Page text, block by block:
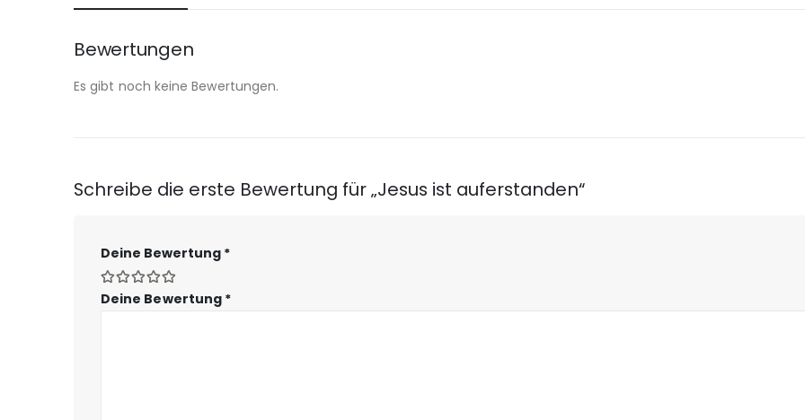
Bewertungen
Es gibt noch keine Bewertungen.
Schreibe die erste Bewertung für „Jesus ist auferstanden“
Deine Bewertung *
Deine Bewertung *